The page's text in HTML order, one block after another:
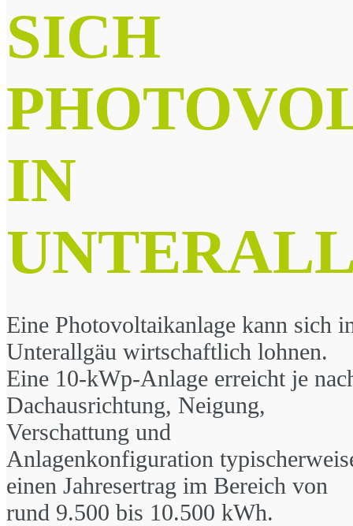
SICH
IN
Eine Photovoltaikanlage kann sich
Unterallgäu wirtschaftlich lohnen.
Eine 10-kWp-Anlage erreicht je
Dachausrichtung, Neigung,
Verschattung und
Anlagenkonfiguration
einen Jahresertrag im Bereich von
rund 9.500 bis 10.500 kWh.